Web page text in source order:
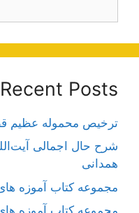
Recent Posts
ترخیص محموله عظیم
شرح حال اجمالی
همدانی
مجموعه کتاب آموزه
مجموعه کتاب آموزه